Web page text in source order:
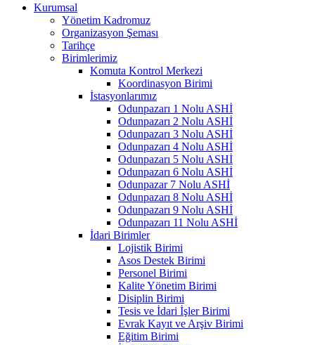
Kurumsal
Yönetim Kadromuz
Organizasyon Şeması
Tarihçe
Birimlerimiz
Komuta Kontrol Merkezi
Koordinasyon Birimi
İstasyonlarımız
Odunpazarı 1 Nolu ASHİ
Odunpazarı 2 Nolu ASHİ
Odunpazarı 3 Nolu ASHİ
Odunpazarı 4 Nolu ASHİ
Odunpazarı 5 Nolu ASHİ
Odunpazarı 6 Nolu ASHİ
Odunpazar 7 Nolu ASHİ
Odunpazarı 8 Nolu ASHİ
Odunpazarı 9 Nolu ASHİ
Odunpazarı 11 Nolu ASHİ
İdari Birimler
Lojistik Birimi
Asos Destek Birimi
Personel Birimi
Kalite Yönetim Birimi
Disiplin Birimi
Tesis ve İdari İşler Birimi
Evrak Kayıt ve Arşiv Birimi
Eğitim Birimi